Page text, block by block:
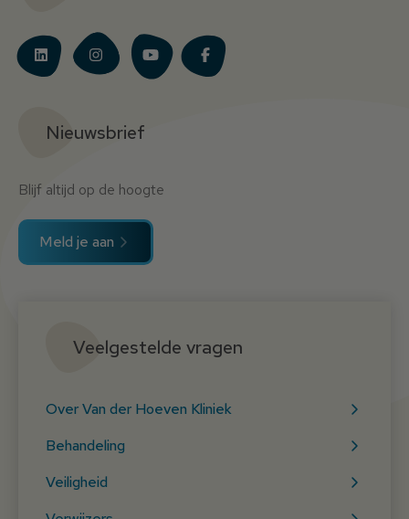
Nieuwsbrief
Blijf altijd op de hoogte
Meld je aan
Veelgestelde vragen
Over Van der Hoeven Kliniek
Behandeling
Veiligheid